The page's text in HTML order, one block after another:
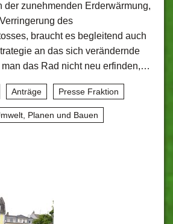
der zunehmenden Erderwärmung,
des
braucht es begleitend auch
an das sich verändernde
man das Rad nicht neu erfinden,…
Anträge Presse Fraktion
Planen und Bauen